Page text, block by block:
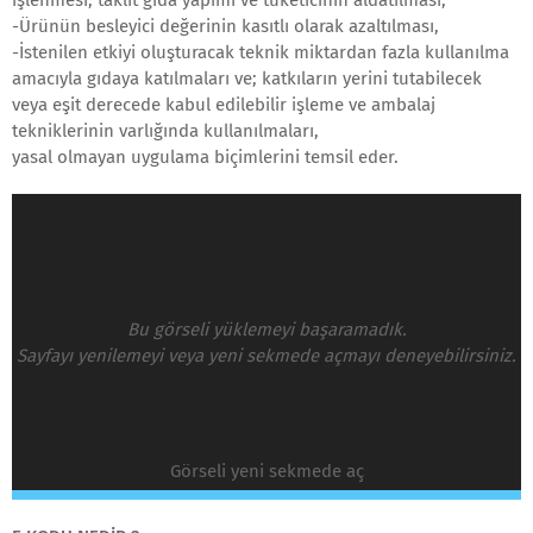
-Ürünün besleyici değerinin kasıtlı olarak azaltılması,
-İstenilen etkiyi oluşturacak teknik miktardan fazla kullanılma
amacıyla gıdaya katılmaları ve; katkıların yerini tutabilecek
veya eşit derecede kabul edilebilir işleme ve ambalaj
tekniklerinin varlığında kullanılmaları,
yasal olmayan uygulama biçimlerini temsil eder.
Bu görseli yüklemeyi başaramadık.
Sayfayı yenilemeyi veya yeni sekmede açmayı deneyebilirsiniz.
Görseli yeni sekmede aç